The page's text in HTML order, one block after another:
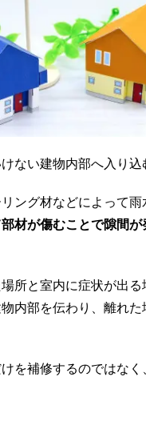
ない建物内部へ入り込
ング材などによって雨
材が傷むことで隙間
所と室内に症状が出
内部を伝わり、離れ
を補修するのではな